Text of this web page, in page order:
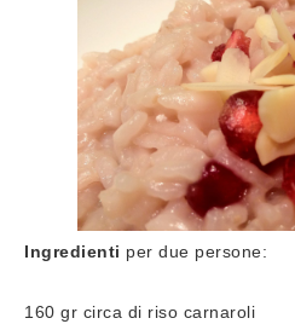
Ingredienti per due persone:
160 gr circa di riso carnaroli